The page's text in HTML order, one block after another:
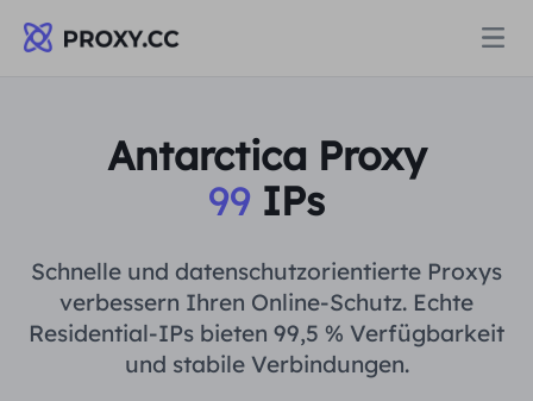
Proxys
Statischer Wohn-Proxy
WOHNPROXY
Wohn-Proxy $0.8/GB
Data for AI
Antarctica Proxy
99 IPs
Schnelle und datenschutzorientierte Proxys
verbessern Ihren Online-Schutz. Echte
Residential-IPs bieten 99,5 % Verfügbarkeit
und stabile Verbindungen.